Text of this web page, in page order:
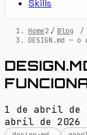
Skills
Home / Blog
/
DESIGN.md —
1 de abril de
abril de 2026